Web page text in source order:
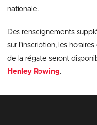
nationale.
Des renseignements
sur l’inscription, les
de la régate seront
Henley Rowing.